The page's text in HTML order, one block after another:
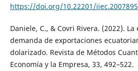
https://doi.org/10.22201/
Daniele, C., & Covri Rivera. (2022).
demanda de exportaciones
dolarizado. Revista de Métodos
Economía y la Empresa, 33, 492–522.